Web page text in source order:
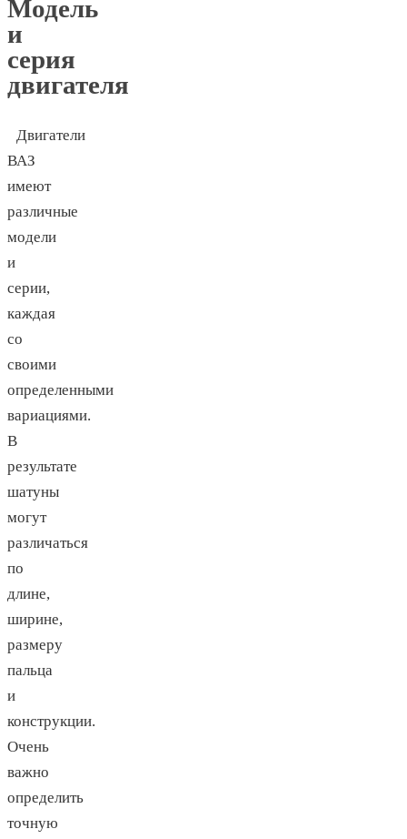
Модель
и
серия
двигателя
Двигатели
ВАЗ
имеют
различные
модели
и
серии,
каждая
со
своими
определенными
вариациями.
В
результате
шатуны
могут
различаться
по
длине,
ширине,
размеру
пальца
и
конструкции.
Очень
важно
определить
точную